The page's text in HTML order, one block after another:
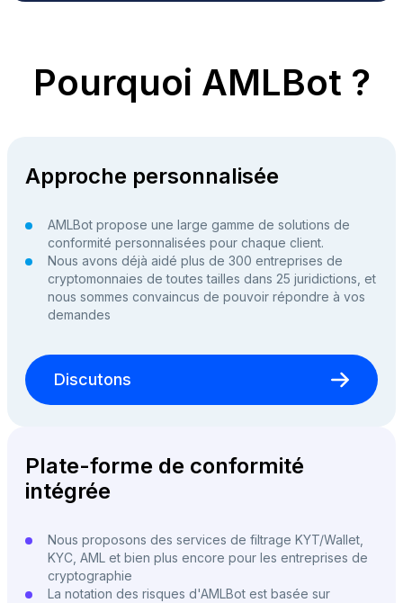
Pourquoi AMLBot ?
Approche personnalisée
AMLBot propose une large gamme de solutions de
conformité personnalisées pour chaque client.
Nous avons déjà aidé plus de 300 entreprises de
cryptomonnaies de toutes tailles dans 25 juridictions, et
nous sommes convaincus de pouvoir répondre à vos
demandes
Discutons
Plate-forme de conformité
intégrée
Nous proposons des services de filtrage KYT/Wallet,
KYC, AML et bien plus encore pour les entreprises de
cryptographie
La notation des risques d'AMLBot est basée sur